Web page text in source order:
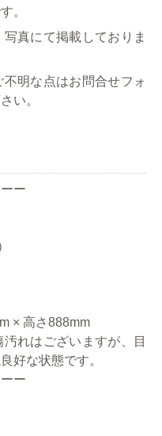
。
真にて掲載しておりま
明な点はお問合せフォ
い。
ー
× 高さ888mm
れはございますが、目
好な状態です。
ー